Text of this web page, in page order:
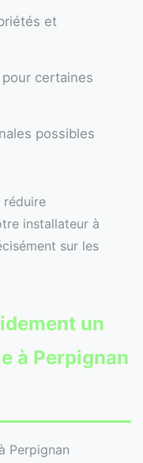
et
pour certaines
possibles
réduire
installateur à
sur les
un
à Perpignan
Perpignan